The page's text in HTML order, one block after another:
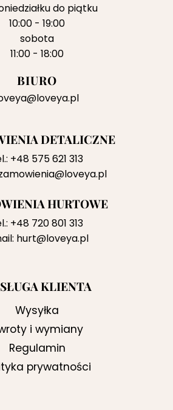
do piątku
10:00 - 19:00
sobota
11:00 - 18:00
BIURO
DETALICZNE
+48 575 621 313
HURTOWE
+48 720 801 313
hurt@loveya.pl
KLIENTA
Wysyłka
i wymiany
Regulamin
prywatności